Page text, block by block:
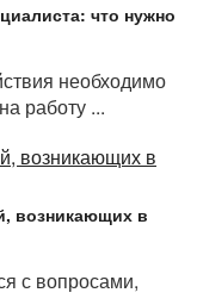
что нужно
необходимо
работу ...
возникающих в
с вопросами,